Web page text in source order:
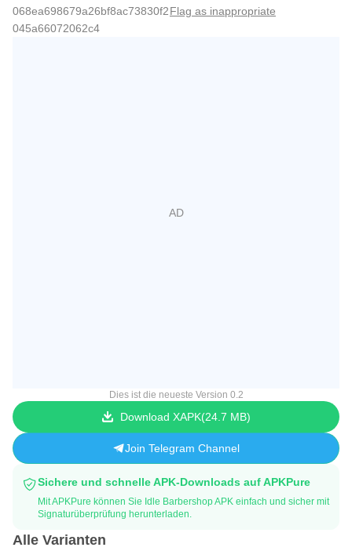
068ea698679a26bf8ac73830f2
045a66072062c4
Flag as inappropriate
Dies ist die neueste Version 0.2
Download XAPK 24.7 MB
Join Telegram Channel
Sichere und schnelle APK-Downloads auf APKPure
Mit APKPure können Sie Idle Barbershop APK einfach und sicher mit
Signaturüberprüfung herunterladen.
Alle Varianten